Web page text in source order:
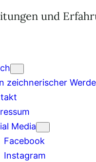
und
zeichnerischer
Media
Facebook
Instagram